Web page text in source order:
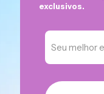
exclusivos.